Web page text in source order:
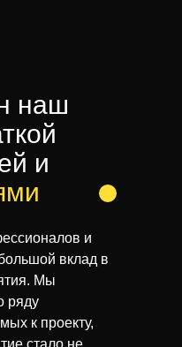
наш
и
и
вклад в
Мы
ряду
к проекту,
стало не